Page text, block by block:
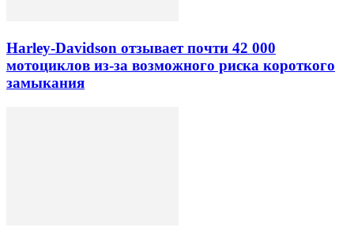
Harley-Davidson отзывает почти 42 000
мотоциклов из-за возможного риска короткого
замыкания